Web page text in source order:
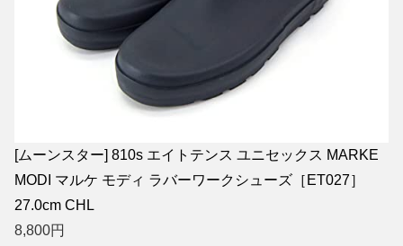
[ムーンスター] 810s エイトテンス ユニセックス MARKE
MODI マルケ モディ ラバーワークシューズ［ET027］
27.0cm CHL
8,800円